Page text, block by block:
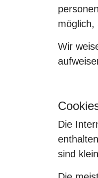
möglich,
Wir
Die
sind